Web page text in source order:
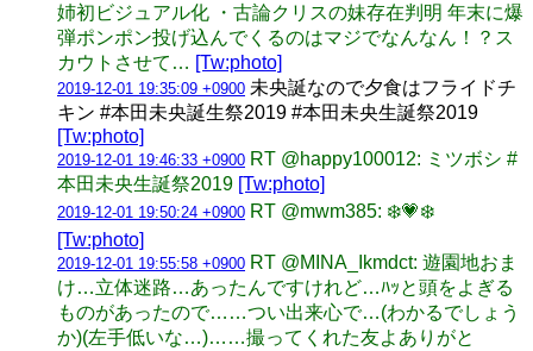
姉初ビジュアル化 ・古論クリスの妹存在判明 年末に爆
弾ポンポン投げ込んでくるのはマジでなんなん！？ス
カウトさせて… [Tw:photo]
2019-12-01 19:35:09 +0900 未央誕なので夕食はフライドチ
キン #本田未央誕生祭2019 #本田未央生誕祭2019
[Tw:photo]
2019-12-01 19:46:33 +0900 RT @happy100012: ミツボシ #
本田未央生誕祭2019 [Tw:photo]
2019-12-01 19:50:24 +0900 RT @mwm385: ❄️💗❄️
[Tw:photo]
2019-12-01 19:55:58 +0900 RT @MINA_Ikmdct: 遊園地おま
け…立体迷路…あったんですけれど…ﾊｯと頭をよぎる
ものがあったので……つい出来心で…(わかるでしょう
か)(左手低いな…)……撮ってくれた友よありがと